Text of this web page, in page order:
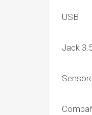
USB
Jack